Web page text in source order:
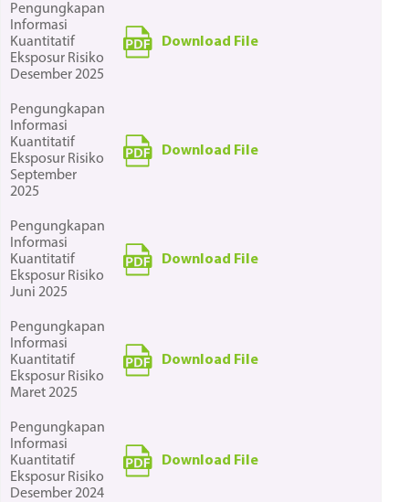
Pengungkapan
Informasi
Kuantitatif
Eksposur Risiko
Desember 2025
Download File
Pengungkapan
Informasi
Kuantitatif
Eksposur Risiko
September
2025
Download File
Pengungkapan
Informasi
Kuantitatif
Eksposur Risiko
Juni 2025
Download File
Pengungkapan
Informasi
Kuantitatif
Eksposur Risiko
Maret 2025
Download File
Pengungkapan
Informasi
Kuantitatif
Eksposur Risiko
Desember 2024
Download File